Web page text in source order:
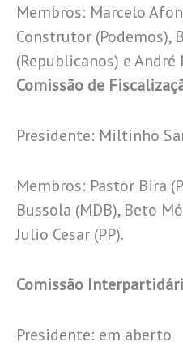
Membros: Marcelo
Construtor (Podemos),
(Republicanos) e André
Comissão de
Presidente: Miltinho
Membros: Pastor Bira
Bussola (MDB), Beto
Julio Cesar (PP).
Comissão
Presidente: em aberto